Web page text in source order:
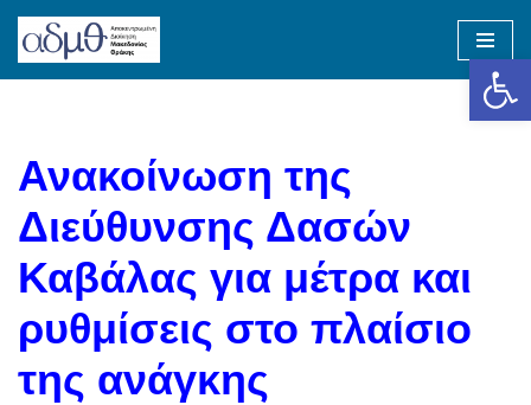
Skip
Ανακοίνωση της
Διεύθυνσης Δασών
Καβάλας για μέτρα και
ρυθμίσεις στο πλαίσιο
της ανάγκης